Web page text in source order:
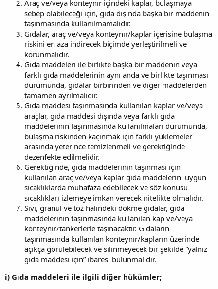
Araç ve/veya konteynır içindeki kaplar, bulaşmaya
sebep olabileceği için, gıda dışında başka bir maddenin
taşınmasında kullanılmamalıdır.
Gıdalar, araç ve/veya konteynır/kaplar içerisine bulaşma
riskini en aza indirecek biçimde yerleştirilmeli ve
korunmalıdır.
Gıda maddeleri ile birlikte başka bir maddenin veya
farklı gıda maddelerinin aynı anda ve birlikte taşınması
durumunda, gıdalar birbirinden ve diğer maddelerden
tamamen ayrılmalıdır.
Gıda maddesi taşınmasında kullanılan kaplar ve/veya
araçlar, gıda maddesi dışında veya farklı gıda
maddelerinin taşınmasında kullanılmaları durumunda,
bulaşma riskinden kaçınmak için farklı yüklemeler
arasında yeterince temizlenmeli ve gerektiğinde
dezenfekte edilmelidir.
Gerektiğinde, gıda maddelerinin taşınması için
kullanılan araç ve/veya kaplar gıda maddelerini uygun
sıcaklıklarda muhafaza edebilecek ve söz konusu
sıcaklıkları izlemeye imkan verecek nitelikte olmalıdır.
Sıvı, granül ve toz halindeki dökme gıdalar, gıda
maddelerinin taşınmasında kullanılan kap ve/veya
konteynır/tankerlerle taşınacaktır. Gıdaların
taşınmasında kullanılan konteynır/kapların üzerinde
açıkça görülebilecek ve silinmeyecek bir şekilde “yalnız
gıda maddesi için” ibaresi bulunmalıdır.
i) Gıda maddeleri ile ilgili diğer hükümler;